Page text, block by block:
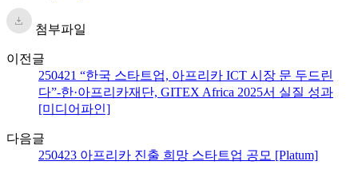
첨부파일
이전글
250421 “한국 스타트업, 아프리카 ICT 시장 문 두드린
다”-한·아프리카재단, GITEX Africa 2025서 실질 성과
[미디어파인]
다음글
250423 아프리카 진출 희망 스타트업 공모 [Platum]